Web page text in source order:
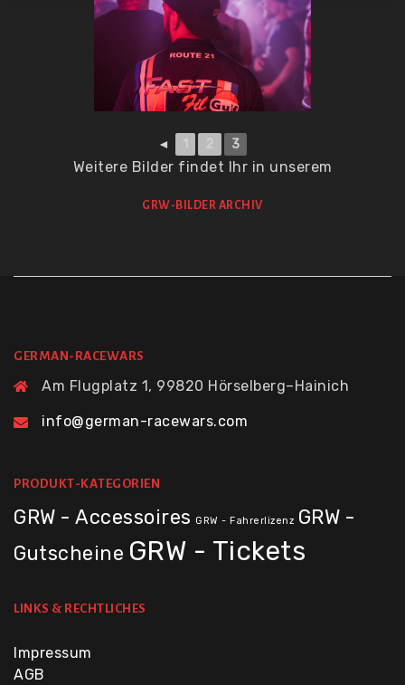
◄ 1 2 3
Weitere Bilder findet Ihr in unserem
GRW-BILDER ARCHIV
GERMAN-RACEWARS
Am Flugplatz 1, 99820 Hörselberg–Hainich
info@german-racewars.com
PRODUKT-KATEGORIEN
GRW - Accessoires GRW - Fahrerlizenz GRW -
Gutscheine GRW - Tickets
LINKS & RECHTLICHES
Impressum
AGB